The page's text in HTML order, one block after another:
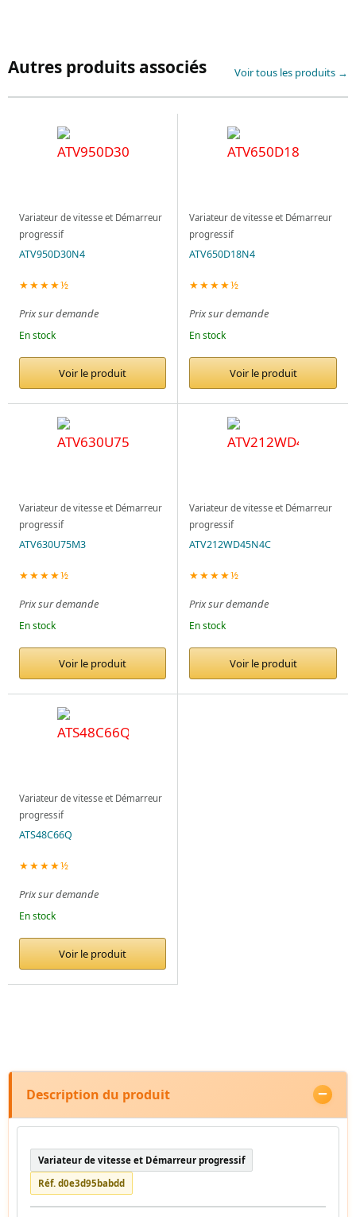
Autres produits associés Voir tous les produits →
Variateur de vitesse et Démarreur
progressif
ATV950D30N4
★★★★½
Prix sur demande
En stock
Voir le produit
Variateur de vitesse et Démarreur
progressif
ATV650D18N4
★★★★½
Prix sur demande
En stock
Voir le produit
Variateur de vitesse et Démarreur
progressif
ATV630U75M3
★★★★½
Prix sur demande
En stock
Voir le produit
Variateur de vitesse et Démarreur
progressif
ATV212WD45N4C
★★★★½
Prix sur demande
En stock
Voir le produit
Variateur de vitesse et Démarreur
progressif
ATS48C66Q
★★★★½
Prix sur demande
En stock
Voir le produit
Description du produit
Variateur de vitesse et Démarreur progressif
Réf. d0e3d95babdd